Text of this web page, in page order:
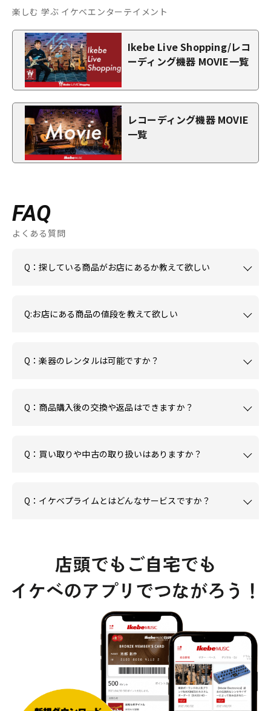
楽しむ 学ぶ イケベエンターテイメント
Ikebe Live Shopping/レコ
ーディング機器 MOVIE一覧
レコーディング機器 MOVIE
一覧
FAQ
よくある質問
Q：探している商品がお店にあるか教えて欲しい
Q:お店にある商品の値段を教えて欲しい
Q：楽器のレンタルは可能ですか？
Q：商品購入後の交換や返品はできますか？
Q：買い取りや中古の取り扱いはありますか？
Q：イケベプライムとはどんなサービスですか？